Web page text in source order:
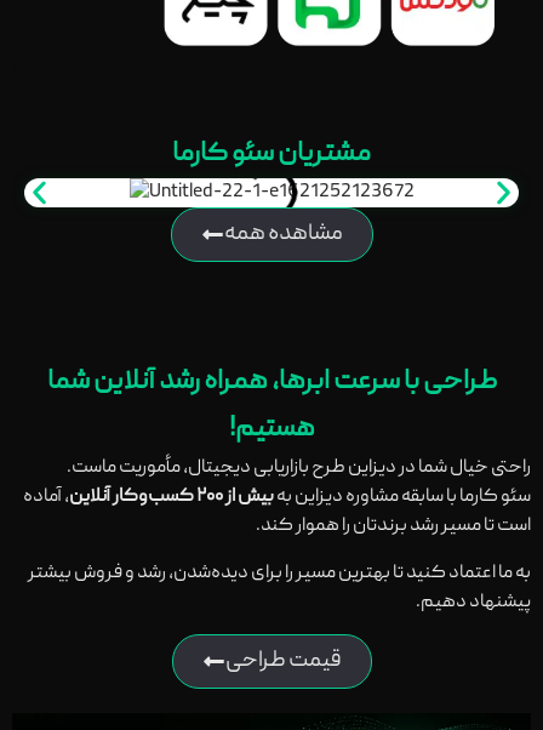
مشتریان سئو کارما
مشاهده همه
طراحی با سرعت ابرها، همراه رشد آنلاین شما
هستیم!
راحتی خیال شما در دیزاین طرح بازاریابی دیجیتال، مأموریت ماست.
سئو کارما با سابقه مشاوره دیزاین بهبیش از ۲۰۰ کسب‌وکار آنلاین
، آماده
است تا مسیر رشد برندتان را هموار کند.
به ما اعتماد کنید تا بهترین مسیر را برای دیده‌شدن، رشد و فروش بیشتر
پیشنهاد دهیم.
قیمت طراحی